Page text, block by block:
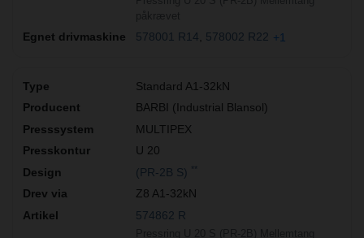
578001 R14 578002 R22 +1
Standard A1-32kN
BARBI (Industrial Blansol)
MULTIPEX
U 20
(PR-2B S)
Z8 A1-32kN
574862 R